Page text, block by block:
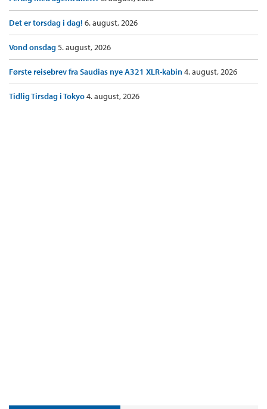
Det er torsdag i dag! 6. august, 2026
Vond onsdag5. august, 2026
Første reisebrev fra Saudias nye A321 XLR-kabin4. august, 2026
Tidlig Tirsdag i Tokyo4. august, 2026